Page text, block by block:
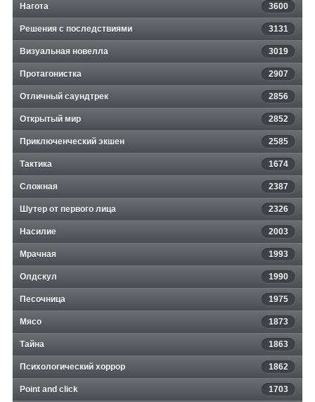
Нагота 3600
Решения с последствиями 3131
Визуальная новелла 3019
Протагонистка 2907
Отличный саундтрек 2856
Открытый мир 2852
Приключенческий экшен 2585
Тактика 1674
Сложная 2387
Шутер от первого лица 2326
Насилие 2003
Мрачная 1993
Олдскул 1990
Песочница 1975
Мясо 1873
Тайна 1863
Психологический хоррор 1862
Point and click 1703